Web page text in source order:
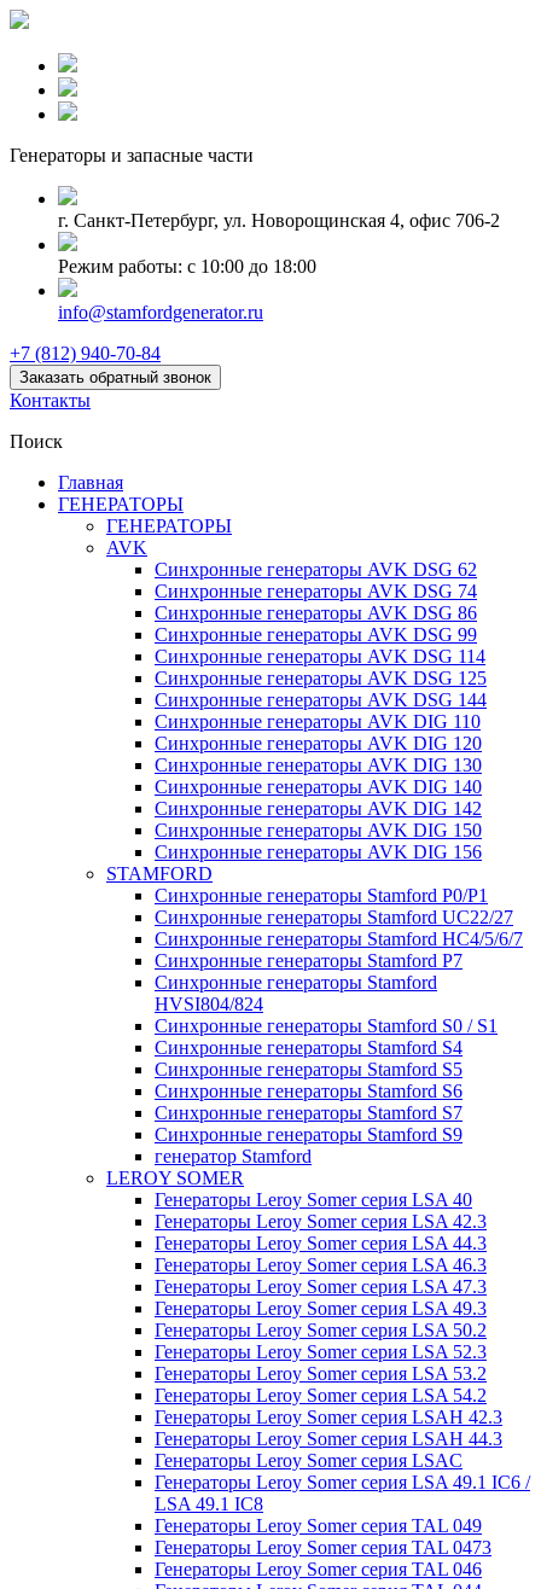
Генераторы и запаcные части
г. Санкт-Петербург, ул. Новорощинская 4, офис 706-2
Режим работы: с 10:00 до 18:00
info@stamfordgenerator.ru
+7 (812) 940-70-84
Заказать обратный звонок
Контакты
Поиск
Главная
ГЕНЕРАТОРЫ
ГЕНЕРАТОРЫ
AVK
Синхронные генераторы AVK DSG 62
Синхронные генераторы AVK DSG 74
Синхронные генераторы AVK DSG 86
Синхронные генераторы AVK DSG 99
Синхронные генераторы AVK DSG 114
Синхронные генераторы AVK DSG 125
Синхронные генераторы AVK DSG 144
Синхронные генераторы AVK DIG 110
Синхронные генераторы AVK DIG 120
Синхронные генераторы AVK DIG 130
Синхронные генераторы AVK DIG 140
Синхронные генераторы AVK DIG 142
Синхронные генераторы AVK DIG 150
Синхронные генераторы AVK DIG 156
STAMFORD
Синхронные генераторы Stamford P0/P1
Синхронные генераторы Stamford UC22/27
Синхронные генераторы Stamford HC4/5/6/7
Синхронные генераторы Stamford P7
Синхронные генераторы Stamford
HVSI804/824
Синхронные генераторы Stamford S0 / S1
Синхронные генераторы Stamford S4
Синхронные генераторы Stamford S5
Синхронные генераторы Stamford S6
Синхронные генераторы Stamford S7
Синхронные генераторы Stamford S9
генератор Stamford
LEROY SOMER
Генераторы Leroy Somer серия LSA 40
Генераторы Leroy Somer серия LSA 42.3
Генераторы Leroy Somer серия LSA 44.3
Генераторы Leroy Somer серия LSA 46.3
Генераторы Leroy Somer серия LSA 47.3
Генераторы Leroy Somer серия LSA 49.3
Генераторы Leroy Somer серия LSA 50.2
Генераторы Leroy Somer серия LSA 52.3
Генераторы Leroy Somer серия LSA 53.2
Генераторы Leroy Somer серия LSA 54.2
Генераторы Leroy Somer серия LSAH 42.3
Генераторы Leroy Somer серия LSAH 44.3
Генераторы Leroy Somer серия LSAC
Генераторы Leroy Somer серия LSA 49.1 IC6 /
LSA 49.1 IC8
Генераторы Leroy Somer серия TAL 049
Генераторы Leroy Somer серия TAL 0473
Генераторы Leroy Somer серия TAL 046